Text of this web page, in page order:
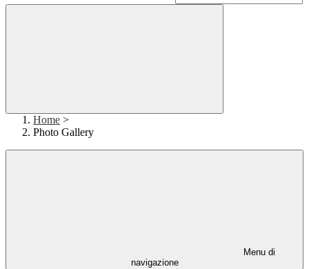
Home >
Photo Gallery
Menu di
navigazione